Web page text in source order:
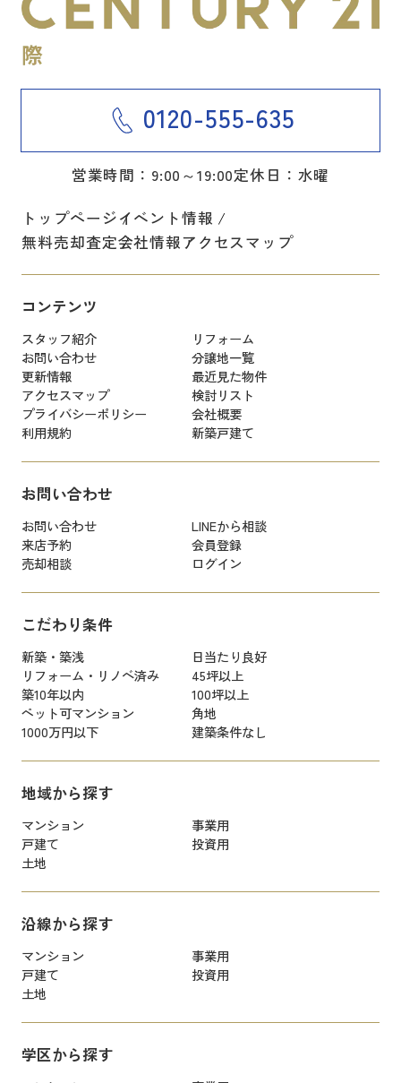
0120-555-635
営業時間：9:00～19:00定休日：水曜
トップページイベント情報
無料売却査定会社情報アクセスマップ
コンテンツ
スタッフ紹介
リフォーム
お問い合わせ
分譲地一覧
更新情報
最近見た物件
アクセスマップ
検討リスト
プライバシーポリシー
会社概要
利用規約
新築戸建て
お問い合わせ
お問い合わせ
LINEから相談
来店予約
会員登録
売却相談
ログイン
こだわり条件
新築・築浅
日当たり良好
リフォーム・リノベ済み
45坪以上
築10年以内
100坪以上
ペット可マンション
角地
1000万円以下
建築条件なし
地域から探す
マンション
事業用
戸建て
投資用
土地
沿線から探す
マンション
事業用
戸建て
投資用
土地
学区から探す